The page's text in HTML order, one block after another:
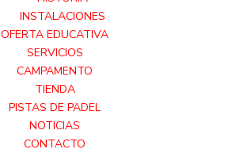
INSTALACIONES
OFERTA EDUCATIVA
SERVICIOS
CAMPAMENTO
TIENDA
PISTAS DE PADEL
NOTICIAS
CONTACTO